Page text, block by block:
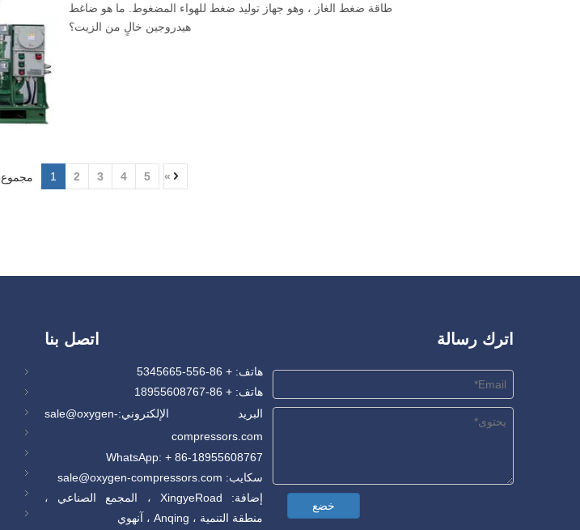
طاقة ضغط الغاز ، وهو جهاز توليد ضغط للهواء المضغوط. ما هو ضاغط
هيدروجين خالٍ من الزيت؟
1 2 3 4 5 » مجموع5الصفحات إلى
اتصل بنا
هاتف: + 86-556-5345665
هاتف: + 86-18955608767
البريد الإلكتروني:sale@oxygen-
compressors.com
WhatsApp: + 86-18955608767
سكايب: sale@oxygen-compressors.com
إضافة: XingyeRoad ، المجمع الصناعي ،
منطقة التنمية ، Anqing ، آنهوي
اترك رسالة
خضع